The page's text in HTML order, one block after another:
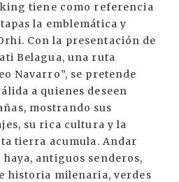
tiene como referencia
la emblemática y
Con la presentación de
Belagua, una ruta
Navarro”, se pretende
a quienes deseen
mostrando sus
su rica cultura y la
tierra acumula. Andar
antiguos senderos,
historia milenaria, verdes